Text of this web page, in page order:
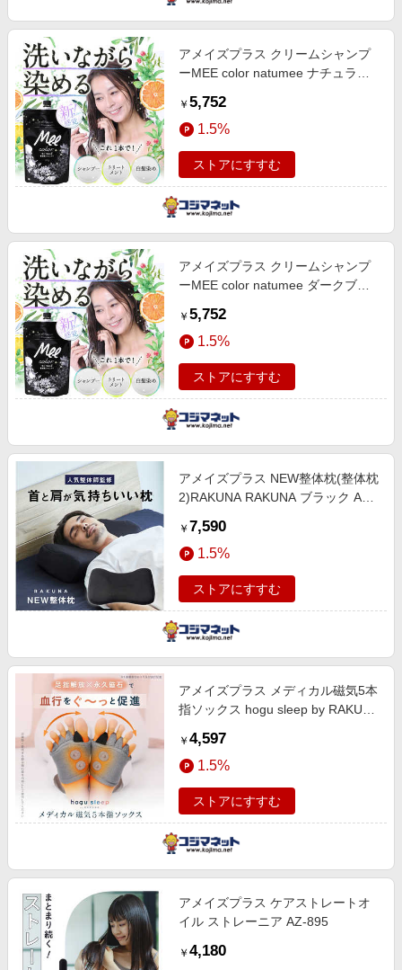
アメイズプラス クリームシャンプ
ーMEE color natumee ナチュラル
￥ 5,752
1.5%
ストアにすすむ
アメイズプラス クリームシャンプ
ーMEE color natumee ダークブラ
￥ 5,752
1.5%
ストアにすすむ
アメイズプラス NEW整体枕(整体枕
2)RAKUNA RAKUNA ブラック AZ-
￥ 7,590
1.5%
ストアにすすむ
アメイズプラス メディカル磁気5本
指ソックス hogu sleep by RAKUNA
￥ 4,597
1.5%
ストアにすすむ
アメイズプラス ケアストレートオ
イル ストレーニア AZ-895
￥ 4,180